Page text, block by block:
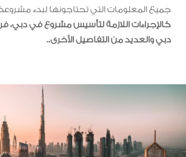
جميع المعلومات التي تحتاجونها لبدء
كالإجراءات اللازمة لتأسيس مشروع في دبي،
دبي والعديد من التفاصيل الأخرى..